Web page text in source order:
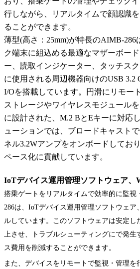
行しながら、リアルタイムで顔認識
ることができます。
薄型(高さ：25mm)が特長のAIMB-286
ク端末に組込める最適なマザーボー
ー、読取インジケーター、タッチス
に使用される周辺機器向けのUSB 3.2
I/Oを搭載しています。円滑にリモー
ストレージやワイヤレスモジュール
に設計された、M.2 BとEキーに対応
ューションでは、ブロードキャスト
ネル3.2Wアンプをオンボードしてお
ペース化に貢献しています。
IoTデバイス運用管理ソフトウェア、
搭乗ゲートをリアルタイムで効率的に監
286は、IoTデバイス運用管理ソフトウェア
ルしています。このソフトウェアは安定し
上させ、トラブルシューティングにで発
ス費用を削減することができます。
また、デバイスをリモートで監視・管理を